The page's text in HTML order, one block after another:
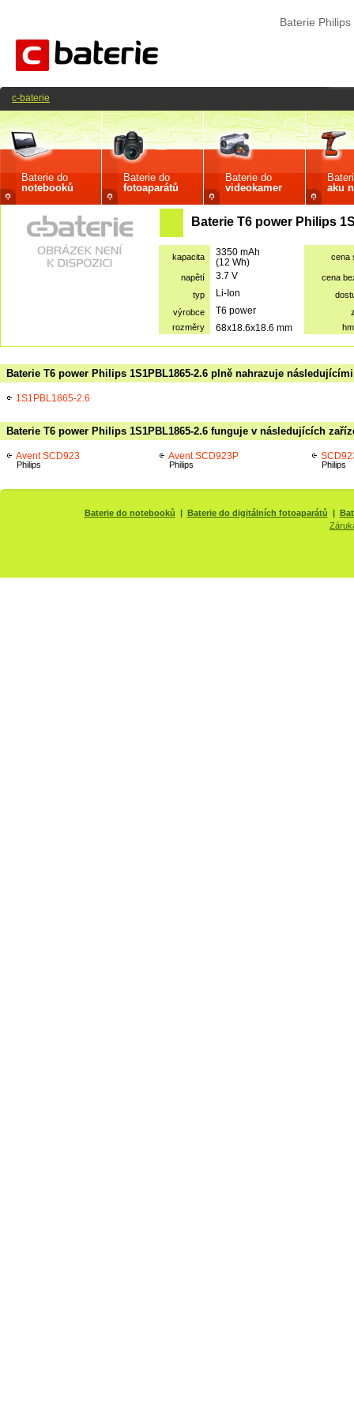
Baterie
Baterie do
notebooků
Baterie do
fotoaparátů
Baterie do
videokamer
aku
Baterie T6 power Philips
kapacita
3350 mAh
(12 Wh)
cena
napětí 3.7 V
cena
typ
Li-Ion
výrobce
T6 power
rozměry
68x18.6x18.6 mm
Baterie T6 power Philips 1S1PBL1865-2.6 plně nahrazuje
1S1PBL1865-2.6
Baterie T6 power Philips 1S1PBL1865-2.6 funguje v následujících
Avent SCD923
Philips
Avent SCD923P
Philips Philips
c-baterie
Baterie do notebooků | Baterie do digitálních fotoaparátů |